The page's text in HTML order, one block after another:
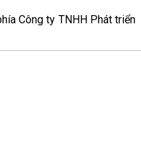
Công ty TNHH Phát triển